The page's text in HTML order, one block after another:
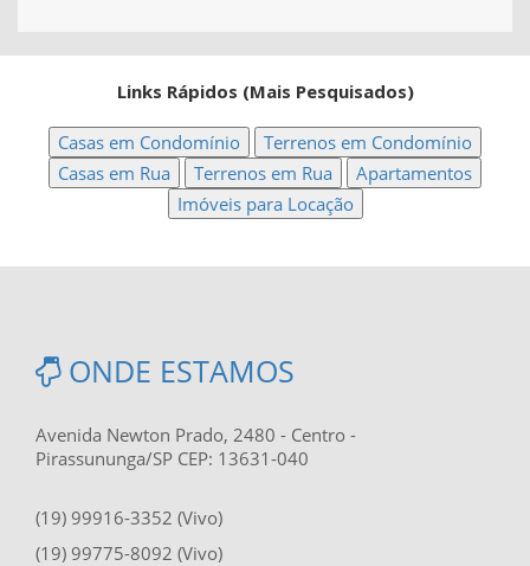
Links Rápidos (Mais Pesquisados)
Casas em Condomínio
Terrenos em Condomínio
Casas em Rua
Terrenos em Rua
Apartamentos
Imóveis para Locação
ONDE ESTAMOS
Avenida Newton Prado, 2480 - Centro -
Pirassununga/SP CEP: 13631-040
(19) 99916-3352 (Vivo)
(19) 99775-8092 (Vivo)